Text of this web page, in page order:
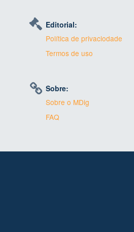
Editorial:
Política de privaciodade
Termos de uso
Sobre:
Sobre o MDig
FAQ